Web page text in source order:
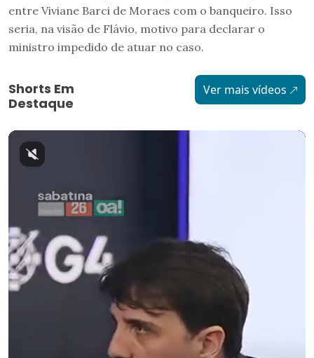
entre Viviane Barci de Moraes com o banqueiro. Isso
seria, na visão de Flávio, motivo para declarar o
ministro impedido de atuar no caso.
Shorts Em
Destaque
Ver mais vídeos